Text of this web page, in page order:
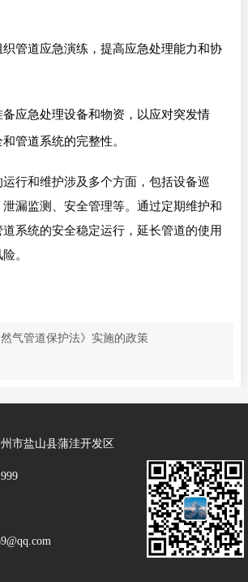
织管道应急演练，提高应急处理能力和协
备应急处理设备和物资，以应对突发情
管道系统的完整性。
行和维护涉及多个方面，包括设备巡
漏监测、安全管理等。通过定期维护和
系统的安全稳定运行，延长管道的使用
。
然气管道保护法》实施的政策
市盐山县蒲洼开发区